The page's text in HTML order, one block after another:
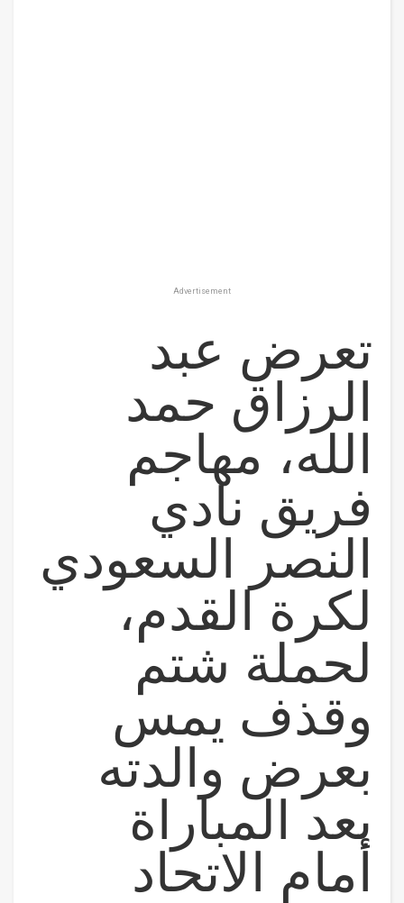
Advertisement
تعرض عبد
الرزاق حمد
الله، مهاجم
فريق نادي
النصر السعودي
لكرة القدم،
لحملة شتم
وقذف يمس
بعرض والدته
بعد المباراة
أمام الاتحاد